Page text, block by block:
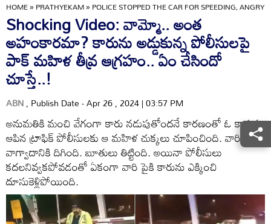
HOME»PRATHYEKAM»POLICE STOPPED THE CAR FOR SPEEDING,
Shocking Video: వామ్మో.. అంత
అహంకారమా? కారును అడ్డుకున్న పోలీసులపై
పాక్ మహిళ తీవ్ర ఆగ్రహం.. ఏం చేసిందో
చూస్తే..!
ABN, Publish Date - Apr 26 , 2024 | 03:57 PM
అనుమతికి మంచి వేగంగా కారు నడుపుతోందనే కారణంతో ఓ కారును
ఆపిన ట్రాఫిక్ పోలీసులకు ఆ మహిళ చుక్కలు చూపించింది. వారితో
వాగ్వాదానికి దిగింది. బూతులు తిట్టింది. అయినా పోలీసులు
కదలనివ్వకపోవడంతో ఏకంగా వారి పైకి కారును ఎక్కించి
దూసుకెళ్లిపోయింది.